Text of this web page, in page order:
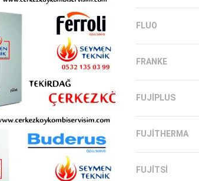
FLUO
FRANKE
FUJIPLUS
FUJITHERMA
FUJITSI